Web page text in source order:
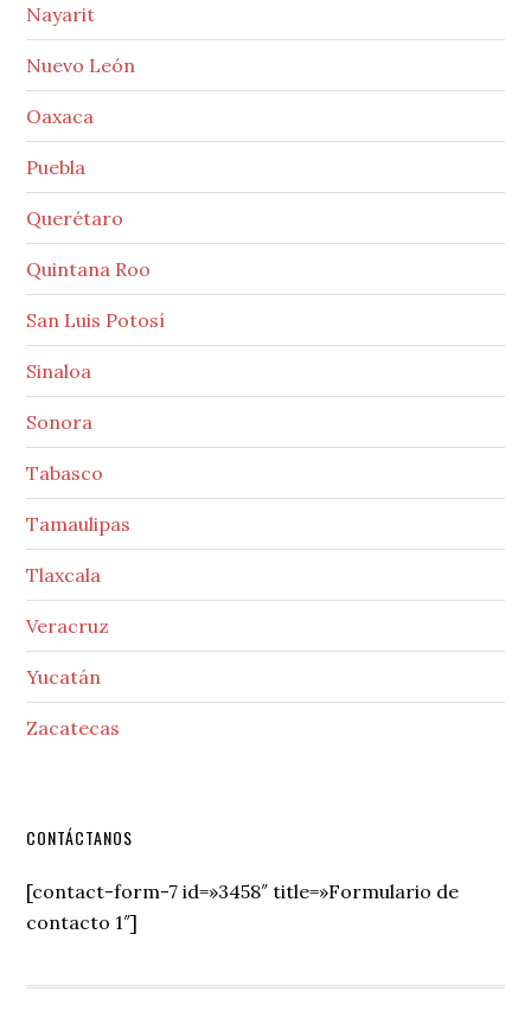
Nayarit
Nuevo León
Oaxaca
Puebla
Querétaro
Quintana Roo
San Luis Potosí
Sinaloa
Sonora
Tabasco
Tamaulipas
Tlaxcala
Veracruz
Yucatán
Zacatecas
Secondary
Sidebar
CONTÁCTANOS
[contact-form-7 id=»3458″ title=»Formulario de
contacto 1″]